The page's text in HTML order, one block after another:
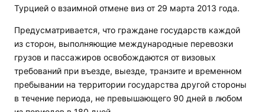
Турцией о взаимной отмене виз от 29 марта 2013 года.
Предусматривается, что граждане государств каждой
из сторон, выполняющие международные перевозки
грузов и пассажиров освобождаются от визовых
требований при въезде, выезде, транзите и временном
пребывании на территории государства другой стороны
в течение периода, не превышающего 90 дней в любом